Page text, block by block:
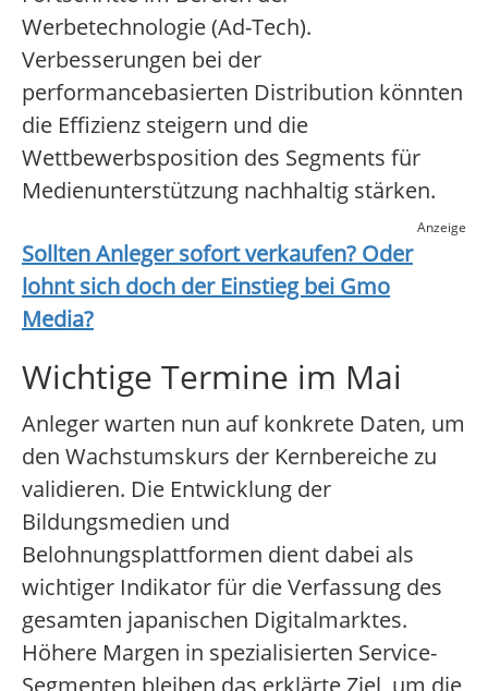
Werbetechnologie (Ad-Tech).
Verbesserungen bei der
performancebasierten Distribution könnten
die Effizienz steigern und die
Wettbewerbsposition des Segments für
Medienunterstützung nachhaltig stärken.
Anzeige
Sollten Anleger sofort verkaufen? Oder
lohnt sich doch der Einstieg bei Gmo
Media?
Wichtige Termine im Mai
Anleger warten nun auf konkrete Daten, um
den Wachstumskurs der Kernbereiche zu
validieren. Die Entwicklung der
Bildungsmedien und
Belohnungsplattformen dient dabei als
wichtiger Indikator für die Verfassung des
gesamten japanischen Digitalmarktes.
Höhere Margen in spezialisierten Service-